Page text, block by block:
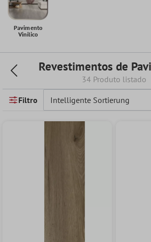
Pavimento
Vinílico
Revestimentos de
34 Produto listado
Filtro